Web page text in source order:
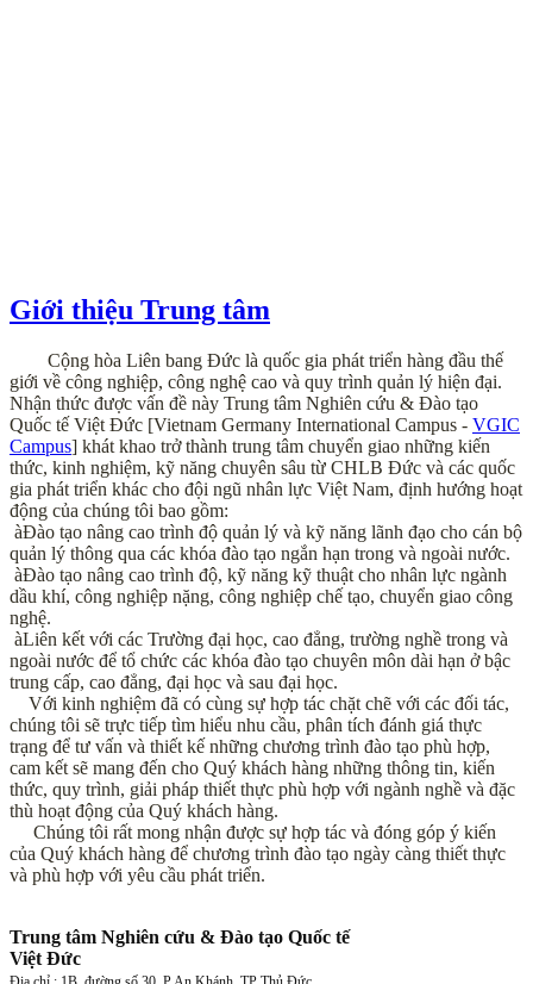
Chương trình đào tạo chuyên sâu dầu khí được sự hỗ trợ của
Đại học mỏ địa chất Hà Nội, Đại học Bách khoa Hà Nội, Đại học
Giới thiệu Trung tâm
Cộng hòa Liên bang Đức là quốc gia phát triển hàng đầu thế
giới về công nghiệp, công nghệ cao và quy trình quản lý hiện đại.
Nhận thức được vấn đề này Trung tâm Nghiên cứu & Đào tạo
Quốc tế Việt Đức [Vietnam Germany International Campus - VGIC
Campus] khát khao trở thành trung tâm chuyển giao những kiến
thức, kinh nghiệm, kỹ năng chuyên sâu từ CHLB Đức và các quốc
gia phát triển khác cho đội ngũ nhân lực Việt Nam, định hướng hoạt
động của chúng tôi bao gồm:
àĐào tạo nâng cao trình độ quản lý và kỹ năng lãnh đạo cho cán bộ
quản lý thông qua các khóa đào tạo ngắn hạn trong và ngoài nước.
àĐào tạo nâng cao trình độ, kỹ năng kỹ thuật cho nhân lực ngành
dầu khí, công nghiệp nặng, công nghiệp chế tạo, chuyển giao công
nghệ.
àLiên kết với các Trường đại học, cao đẳng, trường nghề trong và
ngoài nước để tổ chức các khóa đào tạo chuyên môn dài hạn ở bậc
trung cấp, cao đẳng, đại học và sau đại học.
Với kinh nghiệm đã có cùng sự hợp tác chặt chẽ với các đối tác,
chúng tôi sẽ trực tiếp tìm hiểu nhu cầu, phân tích đánh giá thực
trạng để tư vấn và thiết kế những chương trình đào tạo phù hợp,
cam kết sẽ mang đến cho Quý khách hàng những thông tin, kiến
thức, quy trình, giải pháp thiết thực phù hợp với ngành nghề và đặc
thù hoạt động của Quý khách hàng.
Chúng tôi rất mong nhận được sự hợp tác và đóng góp ý kiến
của Quý khách hàng để chương trình đào tạo ngày càng thiết thực
và phù hợp với yêu cầu phát triển.
Trung tâm Nghiên cứu & Đào tạo Quốc tế
Việt Đức